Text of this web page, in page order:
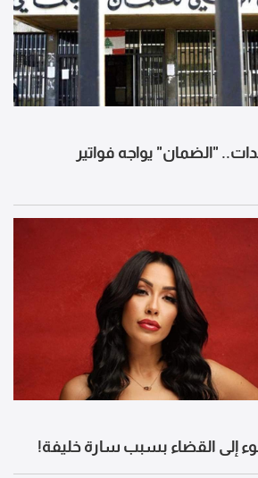
"الضمان" يواجه فواتير
إلى القضاء بسبب سارة خليفة!